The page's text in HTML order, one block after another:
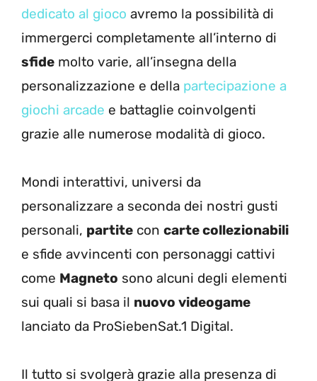
dedicato al gioco avremo la possibilità di
immergerci completamente all’interno di
sfide molto varie, all’insegna della
personalizzazione e della partecipazione a
giochi arcade e battaglie coinvolgenti
grazie alle numerose modalità di gioco.
Mondi interattivi, universi da
personalizzare a seconda dei nostri gusti
personali, partite con carte collezionabili
e sfide avvincenti con personaggi cattivi
come Magneto sono alcuni degli elementi
sui quali si basa il nuovo videogame
lanciato da ProSiebenSat.1 Digital.
Il tutto si svolgerà grazie alla presenza di